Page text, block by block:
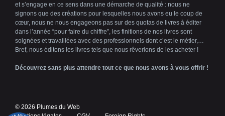
et s’engage en ce sens dans une démarche de qualité : nous ne
signons que des créations pour lesquelles nous avons eu le coup de
cœur, nous ne nous engageons pas sur des quotas de livres à éditer
dans l’année “pour faire du chiffre”, les finitions de nos livres sont
soignées et travaillées avec des professionnels dont c’est le métier,…
Bref, nous éditons les livres tels que nous rêverions de les acheter !
Découvrez sans plus attendre tout ce que nous avons à vous offrir !
© 2026 Plumes du Web